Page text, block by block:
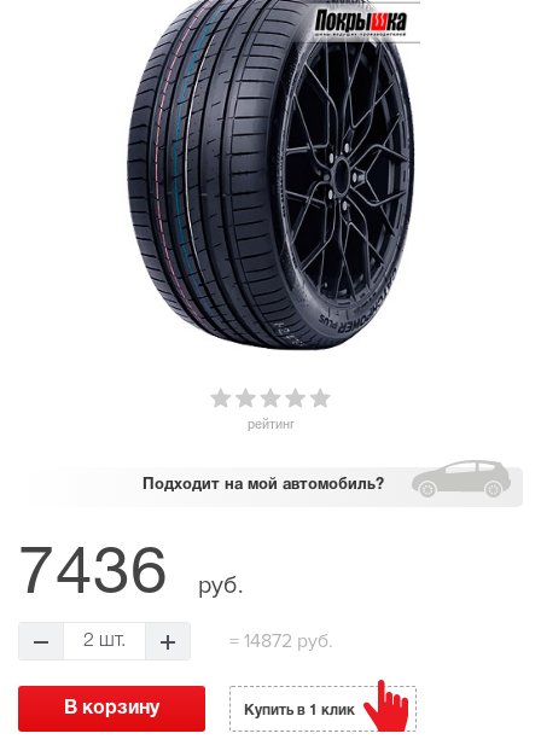
рейтинг
Подходит на мой автомобиль?
7436 руб.
2 шт. = 14872 руб.
Купить в 1 клик